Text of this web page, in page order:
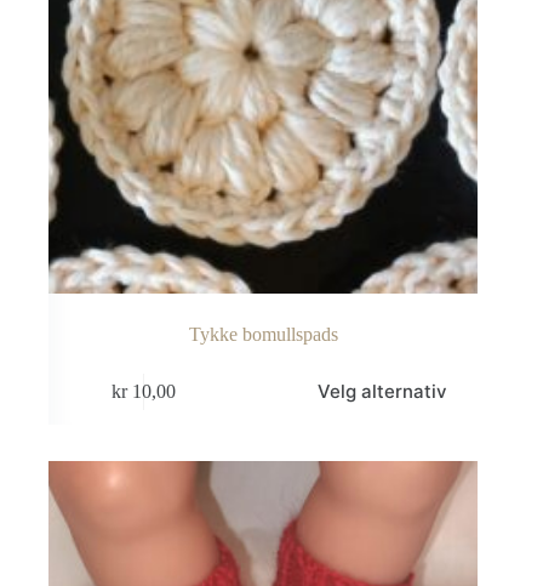
Tykke bomullspads
kr10,00 Velg alternativ
varianter.
Alternativene
kan
velges
produktsiden